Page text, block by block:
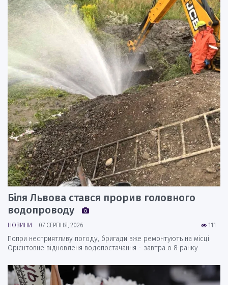
Біля Львова стався прорив головного
водопроводу
111
НОВИНИ 07 СЕРПНЯ, 2026
Попри несприятливу погоду, бригади вже ремонтують на місці.
Орієнтовне відновленя водопостачання - завтра о 8 ранку